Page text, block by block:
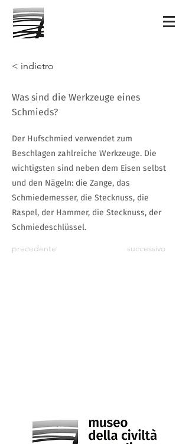
< indietro
Was sind die Werkzeuge eines
Schmieds?
Der Hufschmied verwendet zum
Beschlagen zahlreiche Werkzeuge. Die
wichtigsten sind neben dem Eisen selbst
und den Nägeln: die Zange, das
Schmiedemesser, die Stecknuss, die
Raspel, der Hammer, die Stecknuss, der
Schmiedeschlüssel.
precedente successivo